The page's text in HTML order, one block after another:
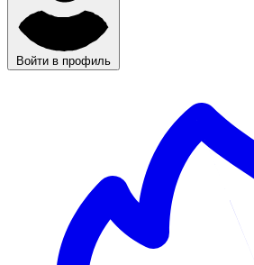
Войти в профиль